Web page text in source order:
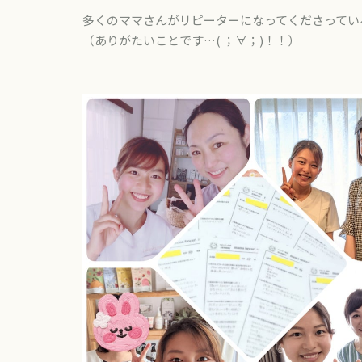
多くのママさんがリピーターになってくださって
（ありがたいことです…( ；∀；)！！）